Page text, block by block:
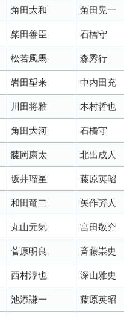
角田大和 角田晃一
柴田善臣 石橋守
松若風馬 森秀行
岩田望来 中内田充
川田将雅 木村哲也
角田大河 石橋守
藤岡康太 北出成人
坂井瑠星 藤原英昭
和田竜二 矢作芳人
丸山元気 宮田敬介
菅原明良 斉藤崇史
西村淳也 深山雅史
池添謙一 藤原英昭